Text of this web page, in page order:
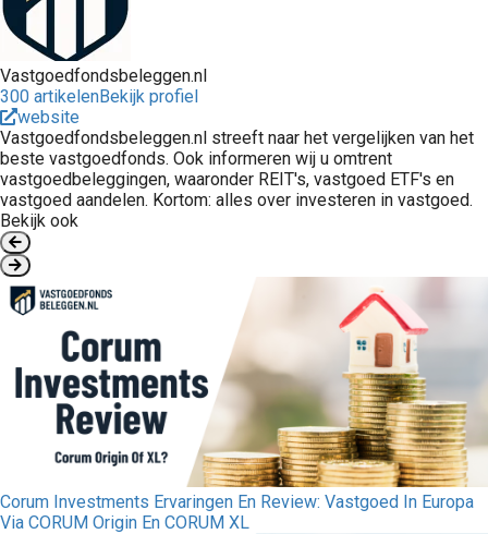
Vastgoedfondsbeleggen.nl
300 artikelenBekijk profiel
website
Vastgoedfondsbeleggen.nl streeft naar het vergelijken van het
beste vastgoedfonds. Ook informeren wij u omtrent
vastgoedbeleggingen, waaronder REIT's, vastgoed ETF's en
vastgoed aandelen. Kortom: alles over investeren in vastgoed.
Bekijk ook
Corum Investments Ervaringen En Review: Vastgoed In Europa
Via CORUM Origin En CORUM XL